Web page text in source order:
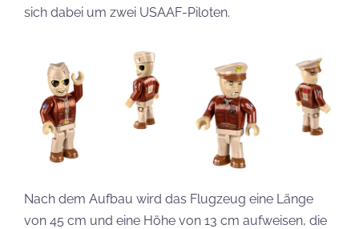
sich dabei um zwei USAAF-Piloten.
Nach dem Aufbau wird das Flugzeug eine Länge
von 45 cm und eine Höhe von 13 cm aufweisen, die